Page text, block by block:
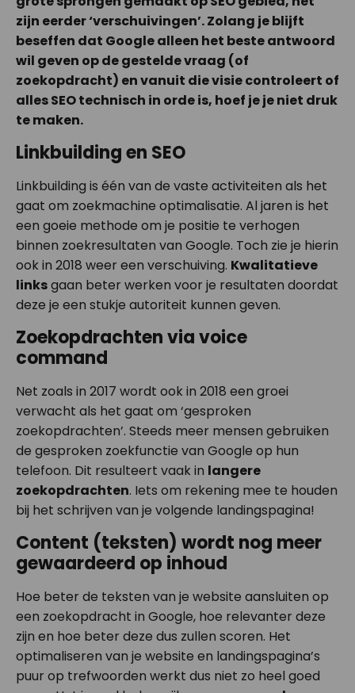
zijn eerder ‘verschuivingen’. Zolang je blijft
beseffen dat Google alleen het beste antwoord
wil geven op de gestelde vraag (of
zoekopdracht) en vanuit die visie controleert of
alles SEO technisch in orde is, hoef je je niet druk
te maken.
Linkbuilding en SEO
Linkbuilding is één van de vaste activiteiten als het
gaat om zoekmachine optimalisatie. Al jaren is het
een goeie methode om je positie te verhogen
binnen zoekresultaten van Google. Toch zie je hierin
ook in 2018 weer een verschuiving. Kwalitatieve
linksgaan beter werken voor je resultaten doordat
deze je een stukje autoriteit kunnen geven.
Zoekopdrachten via voice
command
Net zoals in 2017 wordt ook in 2018 een groei
verwacht als het gaat om ‘gesproken
zoekopdrachten’. Steeds meer mensen gebruiken
de gesproken zoekfunctie van Google op hun
telefoon. Dit resulteert vaak in langere
zoekopdrachten. Iets om rekening mee te houden
bij het schrijven van je volgende landingspagina!
Content (teksten) wordt nog meer
gewaardeerd op inhoud
Hoe beter de teksten van je website aansluiten op
een zoekopdracht in Google, hoe relevanter deze
zijn en hoe beter deze dus zullen scoren. Het
optimaliseren van je website en landingspagina’s
puur op trefwoorden werkt dus niet zo heel goed